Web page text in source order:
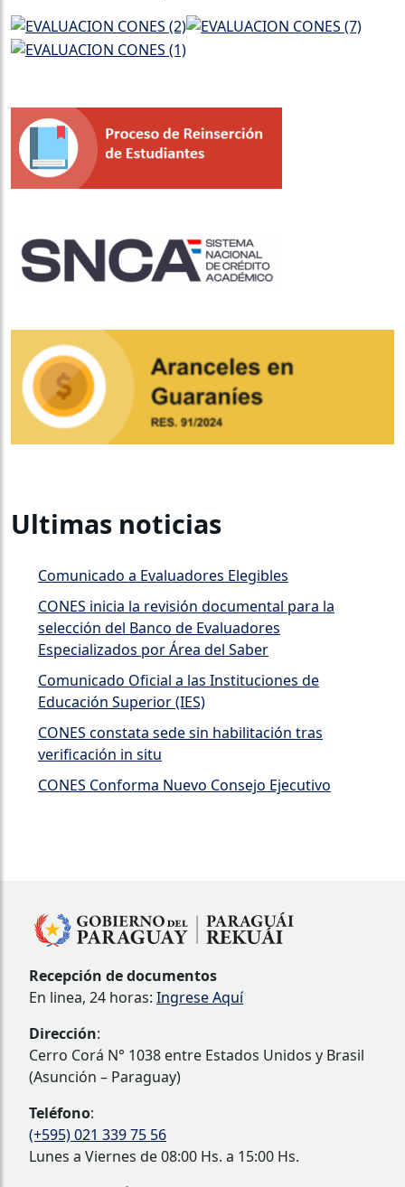
Ultimas noticias
Comunicado a Evaluadores Elegibles
CONES inicia la revisión documental para la
selección del Banco de Evaluadores
Especializados por Área del Saber
Comunicado Oficial a las Instituciones de
Educación Superior (IES)
CONES constata sede sin habilitación tras
verificación in situ
CONES Conforma Nuevo Consejo Ejecutivo
Recepción de documentos
En linea, 24 horas: Ingrese Aquí
Dirección:
Cerro Corá N° 1038 entre Estados Unidos y Brasil
(Asunción – Paraguay)
Teléfono:
(+595) 021 339 75 56
Lunes a Viernes de 08:00 Hs. a 15:00 Hs.